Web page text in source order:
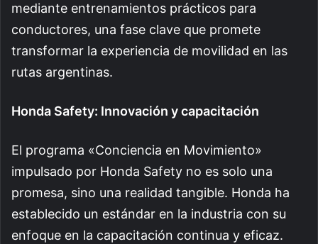
mediante entrenamientos prácticos para
conductores, una fase clave que promete
transformar la experiencia de movilidad en las
rutas argentinas.
Honda Safety: Innovación y capacitación
El programa «Conciencia en Movimiento»
impulsado por Honda Safety no es solo una
promesa, sino una realidad tangible. Honda ha
establecido un estándar en la industria con su
enfoque en la capacitación continua y eficaz.